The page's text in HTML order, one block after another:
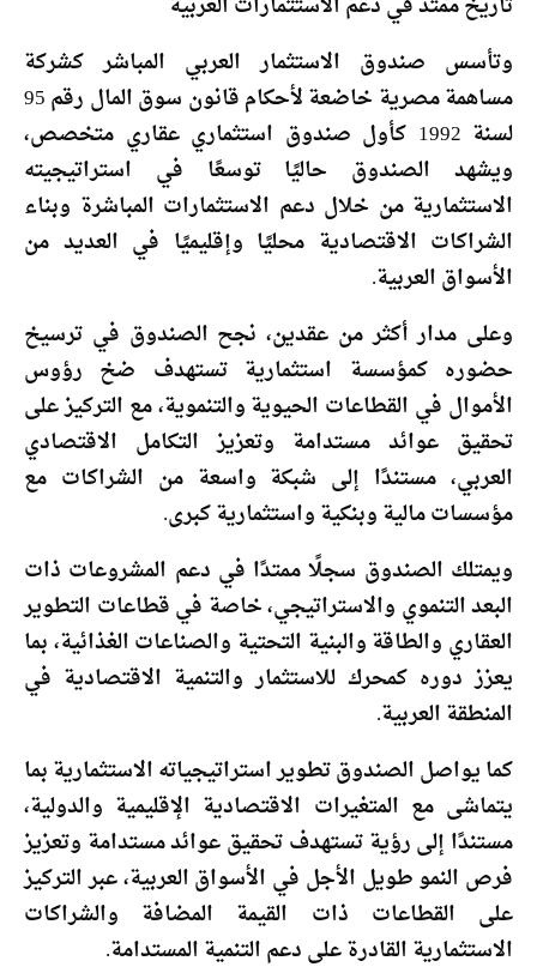
وتأسس صندوق الاستثمار العربي المباشر كشركة
مساهمة مصرية خاضعة لأحكام قانون سوق المال رقم 95
لسنة 1992 كأول صندوق استثماري عقاري متخصص،
ويشهد الصندوق حاليًا توسعًا في استراتيجيته
الاستثمارية من خلال دعم الاستثمارات المباشرة وبناء
الشراكات الاقتصادية محليًا وإقليميًا في العديد من
الأسواق العربية.
وعلى مدار أكثر من عقدين، نجح الصندوق في ترسيخ
حضوره كمؤسسة استثمارية تستهدف ضخ رؤوس
الأموال في القطاعات الحيوية والتنموية، مع التركيز على
تحقيق عوائد مستدامة وتعزيز التكامل الاقتصادي
العربي، مستندًا إلى شبكة واسعة من الشراكات مع
مؤسسات مالية وبنكية واستثمارية كبرى.
ويمتلك الصندوق سجلًا ممتدًا في دعم المشروعات ذات
البعد التنموي والاستراتيجي، خاصة في قطاعات التطوير
العقاري والطاقة والبنية التحتية والصناعات الغذائية، بما
يعزز دوره كمحرك للاستثمار والتنمية الاقتصادية في
المنطقة العربية.
كما يواصل الصندوق تطوير استراتيجياته الاستثمارية بما
يتماشى مع المتغيرات الاقتصادية الإقليمية والدولية،
مستندًا إلى رؤية تستهدف تحقيق عوائد مستدامة وتعزيز
فرص النمو طويل الأجل في الأسواق العربية، عبر التركيز
على القطاعات ذات القيمة المضافة والشراكات
الاستثمارية القادرة على دعم التنمية المستدامة.